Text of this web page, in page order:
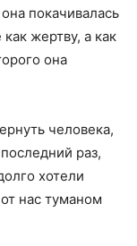
покачивалась
жертву, а как
она
человека,
раз,
хотели
нас туманом